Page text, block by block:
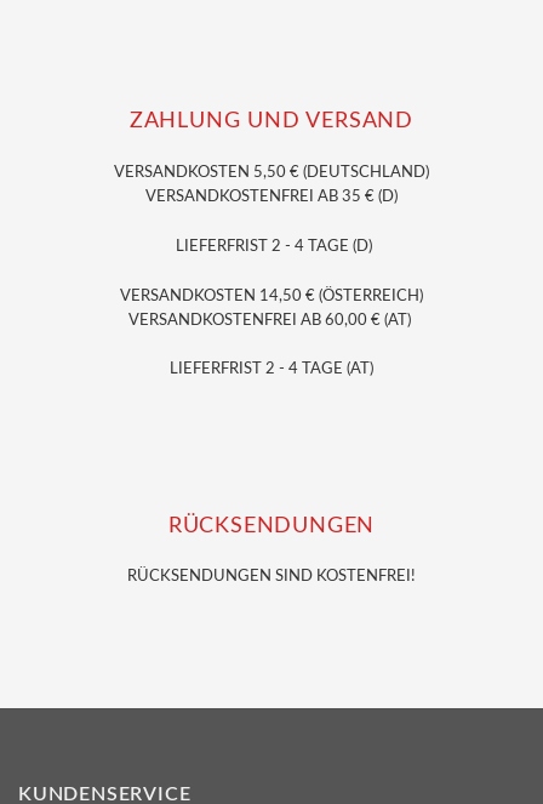
ZAHLUNG UND VERSAND
VERSANDKOSTEN 5,50 € (DEUTSCHLAND)
VERSANDKOSTENFREI AB 35 € (D)
LIEFERFRIST 2 - 4 TAGE (D)
VERSANDKOSTEN 14,50 € (ÖSTERREICH)
VERSANDKOSTENFREI AB 60,00 € (AT)
LIEFERFRIST 2 - 4 TAGE (AT)
RÜCKSENDUNGEN
RÜCKSENDUNGEN SIND KOSTENFREI!
KUNDENSERVICE